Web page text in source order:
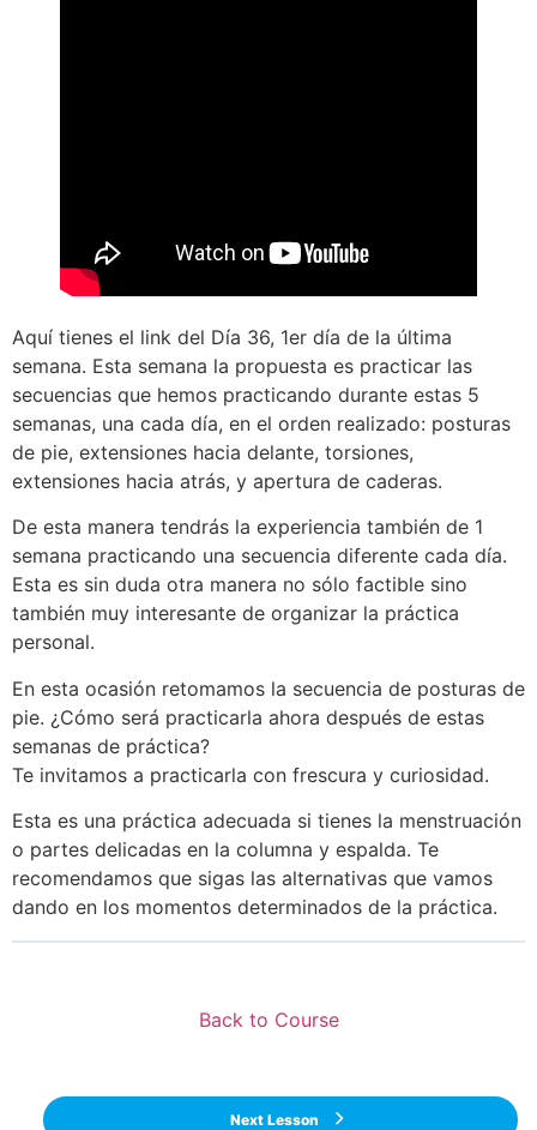
Aquí tienes el link del Día 36, 1er día de la última
semana. Esta semana la propuesta es practicar las
secuencias que hemos practicando durante estas 5
semanas, una cada día, en el orden realizado: posturas
de pie, extensiones hacia delante, torsiones,
extensiones hacia atrás, y apertura de caderas.
De esta manera tendrás la experiencia también de 1
semana practicando una secuencia diferente cada día.
Esta es sin duda otra manera no sólo factible sino
también muy interesante de organizar la práctica
personal.
En esta ocasión retomamos la secuencia de posturas de
pie. ¿Cómo será practicarla ahora después de estas
semanas de práctica?
Te invitamos a practicarla con frescura y curiosidad.
Esta es una práctica adecuada si tienes la menstruación
o partes delicadas en la columna y espalda. Te
recomendamos que sigas las alternativas que vamos
dando en los momentos determinados de la práctica.
Back to Course
Next Lesson